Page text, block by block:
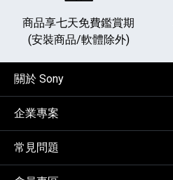
商品享七天免費鑑賞期
(安裝商品/軟體除外)
關於 Sony
企業專案
常見問題